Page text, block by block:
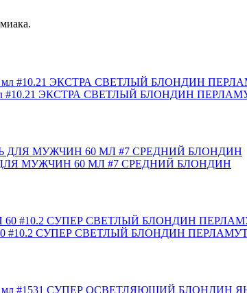
#10.21 ЭКСТРА СВЕТЛЫЙ БЛОНДИН
МУЖЧИН 60 МЛ #7 СРЕДНИЙ БЛОНДИН
#10.2 СУПЕР СВЕТЛЫЙ БЛОНДИН